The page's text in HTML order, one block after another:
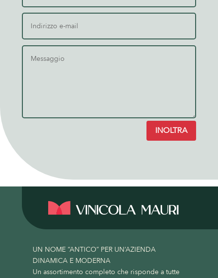
INOLTRA
UN NOME “ANTICO” PER UN’AZIENDA
DINAMICA E MODERNA
Un assortimento completo che risponde a tutte